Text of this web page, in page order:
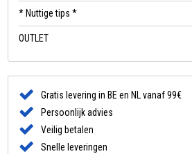
* Nuttige tips *
OUTLET
Gratis levering in BE en NL vanaf 99€
Persoonlijk advies
Veilig betalen
Snelle leveringen